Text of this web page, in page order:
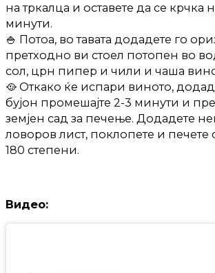
на тркалца и оставете да се крчка
минути.
🍚 Потоа, во тавата додадете го
претходно ви стоел потопен во
сол, црн пипер и чили и чаша
🥘 Откако ќе испари виното,
бујон промешајте 2-3 минути и
земјен сад за печење. Додадете
ловоров лист, поклопете и печете
180 степени.
Видео: